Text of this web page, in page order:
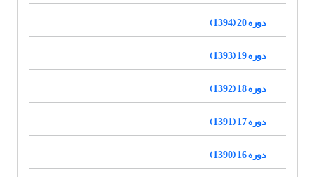
دوره 20 (1394)
دوره 19 (1393)
دوره 18 (1392)
دوره 17 (1391)
دوره 16 (1390)